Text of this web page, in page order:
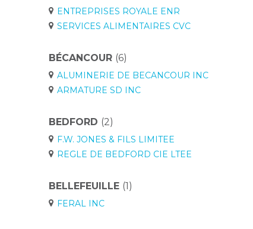
ENTREPRISES ROYALE ENR
SERVICES ALIMENTAIRES CVC
BÉCANCOUR (6)
ALUMINERIE DE BECANCOUR INC
ARMATURE SD INC
BEDFORD (2)
F.W. JONES & FILS LIMITEE
REGLE DE BEDFORD CIE LTEE
BELLEFEUILLE (1)
FERAL INC